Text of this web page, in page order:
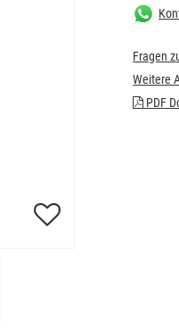
Fragen
Weitere
PDF